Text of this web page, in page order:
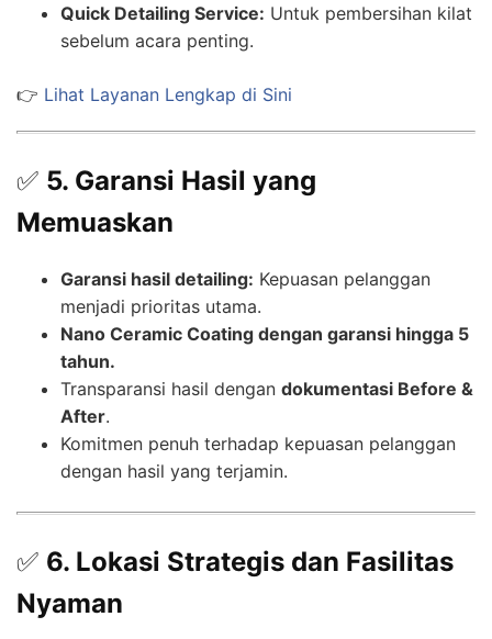
Quick Detailing Service: Untuk pembersihan kilat
sebelum acara penting.
👉 Lihat Layanan Lengkap di Sini
✅ 5. Garansi Hasil yang
Memuaskan
Garansi hasil detailing: Kepuasan pelanggan
menjadi prioritas utama.
Nano Ceramic Coating dengan garansi hingga 5
tahun.
Transparansi hasil dengan dokumentasi Before &
After.
Komitmen penuh terhadap kepuasan pelanggan
dengan hasil yang terjamin.
✅ 6. Lokasi Strategis dan Fasilitas
Nyaman